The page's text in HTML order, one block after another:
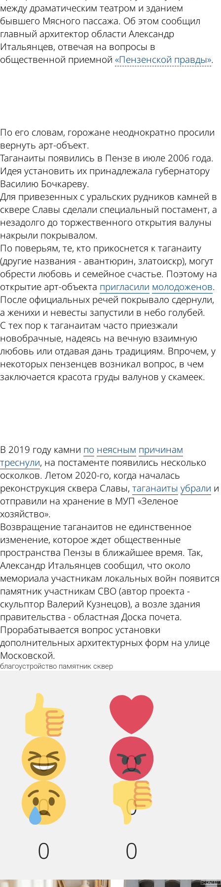
между драматическим театром и зданием
бывшего Мясного пассажа. Об этом сообщил
главный архитектор области Александр
Итальянцев, отвечая на вопросы в
общественной приемной «Пензенской правды».
По его словам, горожане неоднократно просили
вернуть арт-объект.
Таганаиты появились в Пензе в июле 2006 года.
Идея установить их принадлежала губернатору
Василию Бочкареву.
Для привезенных с уральских рудников камней в
сквере Славы сделали специальный постамент, а
незадолго до торжественного открытия валуны
накрыли покрывалом.
По поверьям, те, кто прикоснется к таганаиту
(другие названия - авантюрин, златоискр), могут
обрести любовь и семейное счастье. Поэтому на
открытие арт-объекта пригласили молодоженов.
После официальных речей покрывало сдернули,
а женихи и невесты запустили в небо голубей.
С тех пор к таганаитам часто приезжали
новобрачные, надеясь на вечную взаимную
любовь или отдавая дань традициям. Впрочем, у
некоторых пензенцев возникал вопрос, в чем
заключается красота груды валунов у скамеек.
В 2019 году камни по неясным причинам
треснули, на постаменте появились несколько
осколков. Летом 2020-го, когда началась
реконструкция сквера Славы, таганаиты убрали и
отправили на хранение в МУП «Зеленое
хозяйство».
Возвращение таганаитов не единственное
изменение, которое ждет общественные
пространства Пензы в ближайшее время. Так,
Александр Итальянцев сообщил, что около
мемориала участникам локальных войн появится
памятник участникам СВО (автор проекта -
скульптор Валерий Кузнецов), а возле здания
правительства - областная Доска почета.
Прорабатывается вопрос установки
дополнительных архитектурных форм на улице
Московской.
благоустройство памятник сквер
Палец
вверх!
0
Лайк!
0
Дикий
смех!
0
Агрессия!
0
Грусть :(
0
Палец
вниз!
0